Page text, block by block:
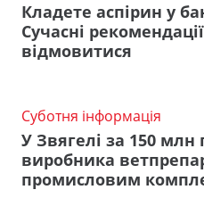
Кладете аспірин у
Сучасні
відмовитися
Суботня інформація
У Звягелі за 150
виробника
промисловим